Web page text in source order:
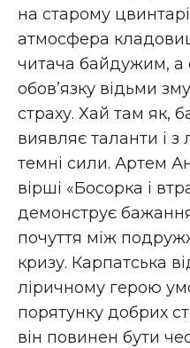
на старому
атмосфера
читача байдужим, а
обов’язку відьми
страху. Хай там як,
виявляє таланти і з
темні сили. Артем
вірші «Босорка і
демонструє
почуття між
кризу. Карпатська
ліричному герою
порятунку добрих
він повинен бути